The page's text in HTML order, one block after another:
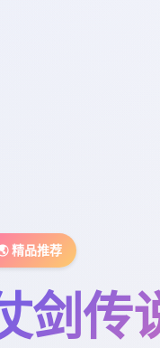
精品推荐
剑传